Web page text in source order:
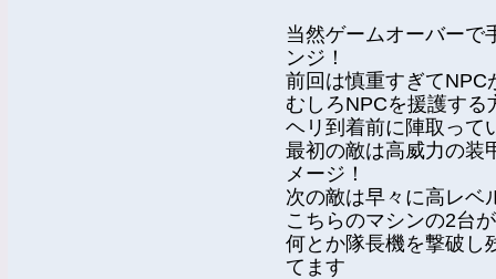
当然ゲームオーバーで
ンジ！
前回は慎重すぎてNPC
むしろNPCを援護す
ヘリ到着前に陣取って
最初の敵は高威力の装
メージ！
次の敵は早々に高レベ
こちらのマシンの2台
何とか隊長機を撃破し
てます